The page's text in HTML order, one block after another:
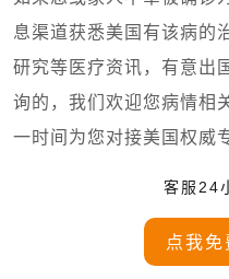
息渠道获悉美国有该病的
研究等医疗资讯，有意出
询的，我们欢迎您病情相
一时间为您对接美国权威
客服24
点我